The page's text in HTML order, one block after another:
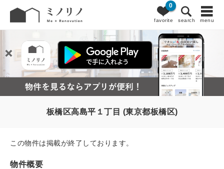
favorite
0
search menu
板橋区高島平１丁目 (東京都板橋区)
この物件は掲載が終了しております。
物件概要